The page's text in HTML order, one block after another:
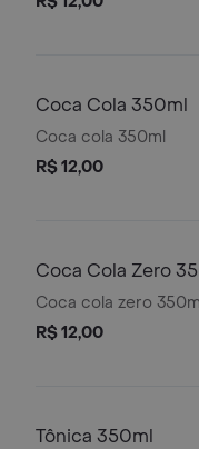
Coca Cola 350ml
Coca cola 350ml
R$ 12,00
Coca Cola Zero
Coca cola zero
R$ 12,00
Tônica 350ml